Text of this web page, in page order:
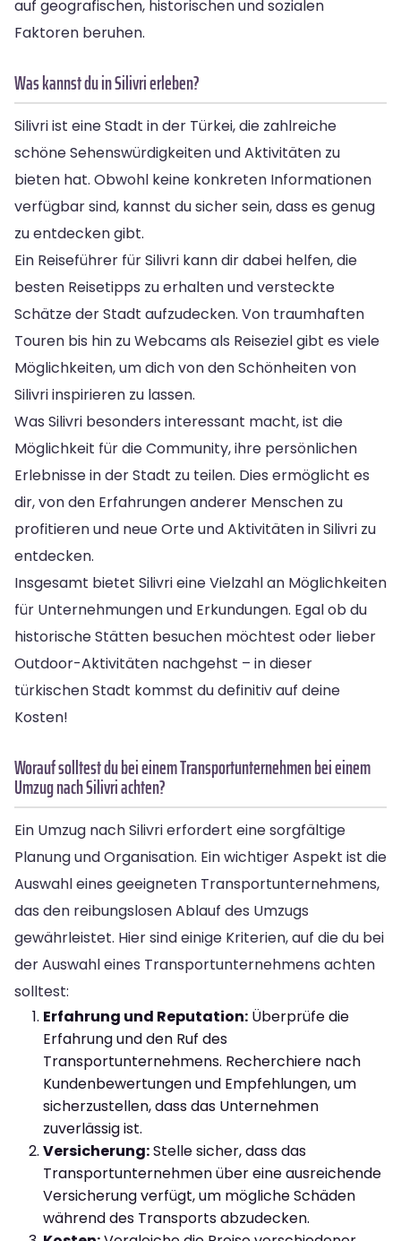
auf geografischen, historischen und sozialen
Faktoren beruhen.
Was kannst du in Silivri erleben?
Silivri ist eine Stadt in der Türkei, die zahlreiche
schöne Sehenswürdigkeiten und Aktivitäten zu
bieten hat. Obwohl keine konkreten Informationen
verfügbar sind, kannst du sicher sein, dass es genug
zu entdecken gibt.
Ein Reiseführer für Silivri kann dir dabei helfen, die
besten Reisetipps zu erhalten und versteckte
Schätze der Stadt aufzudecken. Von traumhaften
Touren bis hin zu Webcams als Reiseziel gibt es viele
Möglichkeiten, um dich von den Schönheiten von
Silivri inspirieren zu lassen.
Was Silivri besonders interessant macht, ist die
Möglichkeit für die Community, ihre persönlichen
Erlebnisse in der Stadt zu teilen. Dies ermöglicht es
dir, von den Erfahrungen anderer Menschen zu
profitieren und neue Orte und Aktivitäten in Silivri zu
entdecken.
Insgesamt bietet Silivri eine Vielzahl an Möglichkeiten
für Unternehmungen und Erkundungen. Egal ob du
historische Stätten besuchen möchtest oder lieber
Outdoor-Aktivitäten nachgehst – in dieser
türkischen Stadt kommst du definitiv auf deine
Kosten!
Worauf solltest du bei einem Transportunternehmen bei einem
Umzug nach Silivri achten?
Ein Umzug nach Silivri erfordert eine sorgfältige
Planung und Organisation. Ein wichtiger Aspekt ist die
Auswahl eines geeigneten Transportunternehmens,
das den reibungslosen Ablauf des Umzugs
gewährleistet. Hier sind einige Kriterien, auf die du bei
der Auswahl eines Transportunternehmens achten
solltest:
Erfahrung und Reputation: Überprüfe die
Erfahrung und den Ruf des
Transportunternehmens. Recherchiere nach
Kundenbewertungen und Empfehlungen, um
sicherzustellen, dass das Unternehmen
zuverlässig ist.
Versicherung:Stelle sicher, dass das
Transportunternehmen über eine ausreichende
Versicherung verfügt, um mögliche Schäden
während des Transports abzudecken.